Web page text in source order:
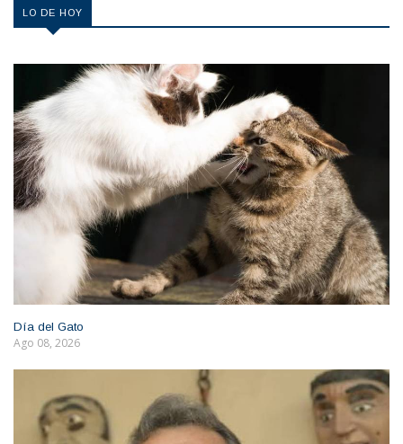
LO DE HOY
Día del Gato
Ago 08, 2026